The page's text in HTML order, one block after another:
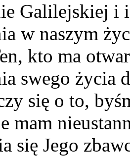
Galilejskiej i
w naszym
kto ma
swego życia
się o to,
mam
się Jego